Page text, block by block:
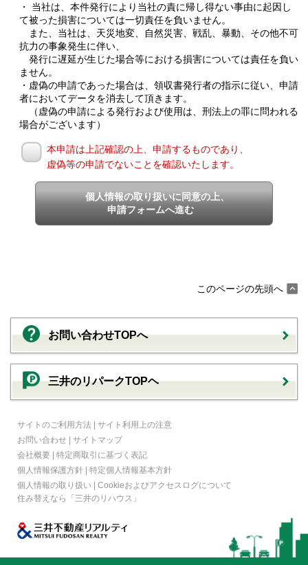
・ 当社は、本件発行により当社の責に帰し得ない事由に起因し
て被った損害については一切責任を負いません。
また、当社は、天災地変、自然災害、戦乱、暴動、その他不可
抗力の事象発生に伴い、
発行に遅延が生じた場合等における損害については責任を負い
ません。
・虚偽の申請であった場合は、領収書発行者の指示に従い、申請
者においてデータを消去して頂きます。
（虚偽の申請による発行および使用は、刑法上の罪に問われる
場合がございます）
本申請は上記確認の上、申請するものであり、
虚偽等の申請でないことを確認いたします。
個人情報の取り扱いに同意の上、
申請フォームへ進む
このページの先頭へ
お問い合わせTOPへ
三井のリパークTOPヘ
サイトのご利用方法 | サイト利用上の注意
お問い合わせ | サイトマップ
会社概要 | 特定商取引に基づく表記
個人情報保護方針 | 特定個人情報基本方針
個人情報の取り扱い | Cookieおよびアクセスログについて
住み替えなら
「三井のリハウス」